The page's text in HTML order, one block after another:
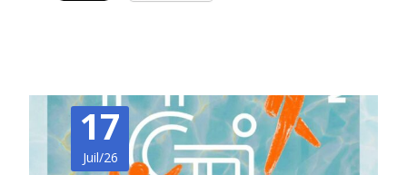
17
Juil/26